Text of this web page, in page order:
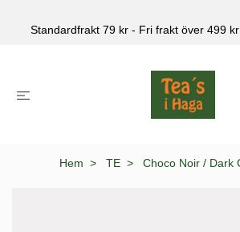
Standardfrakt 79 kr - Fri frakt över 499
Hem TE Choco Noir / Dark